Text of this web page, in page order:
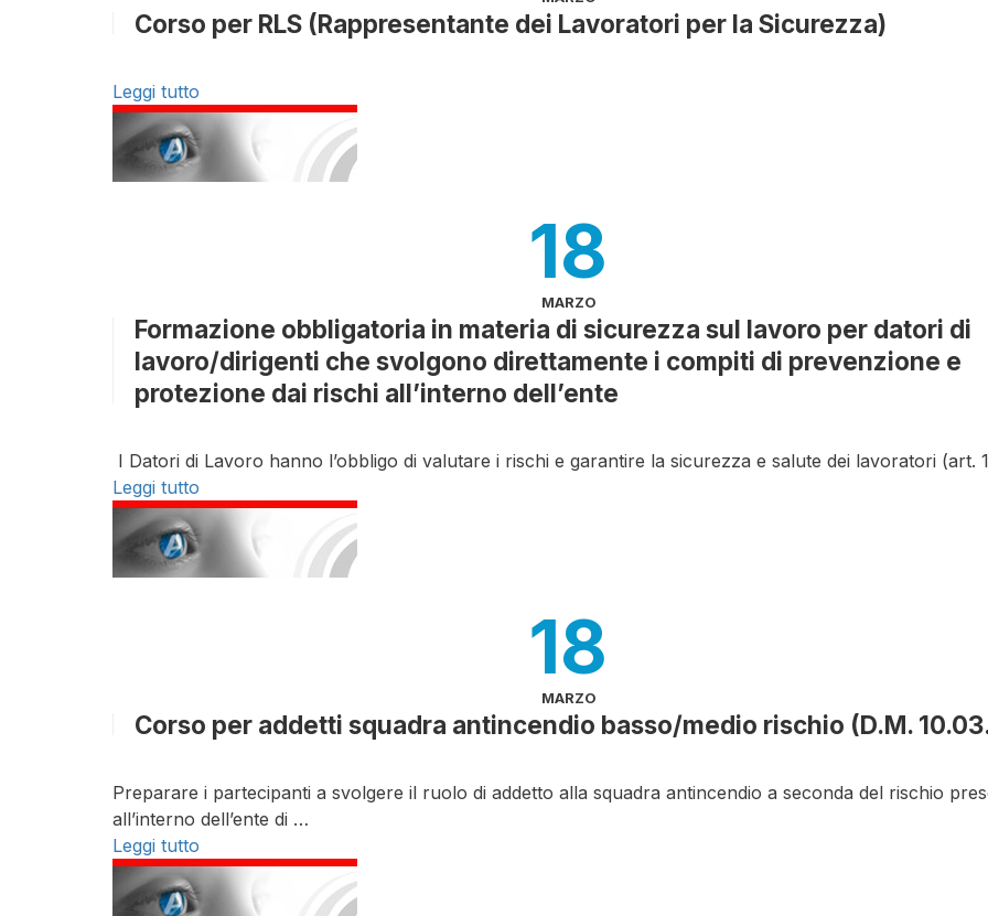
Corso per RLS (Rappresentante dei Lavoratori per la Sicurezza)
Leggi tutto
18
MARZO
Formazione obbligatoria in materia di sicurezza sul lavoro per datori di
lavoro/dirigenti che svolgono direttamente i compiti di prevenzione e
protezione dai rischi all’interno dell’ente
I Datori di Lavoro hanno l’obbligo di valutare i rischi e garantire la sicurezza e salute dei lavoratori (art.
Leggi tutto
18
MARZO
Corso per addetti squadra antincendio basso/medio rischio (D.M.
Preparare i partecipanti a svolgere il ruolo di addetto alla squadra antincendio a seconda del rischio
all’interno dell’ente di …
Leggi tutto